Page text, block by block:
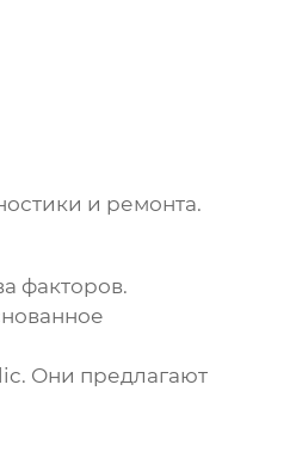
и ремонта.
факторов.
. Они предлагают